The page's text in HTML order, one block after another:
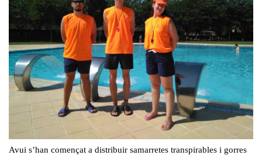
Avui s’han començat a distribuir samarretes transpirables i gorres